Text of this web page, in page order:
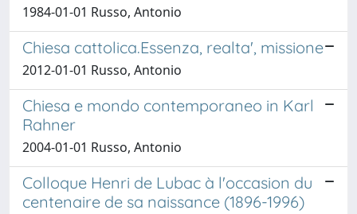
1984-01-01 Russo, Antonio
Chiesa cattolica.Essenza, realta', missione
2012-01-01 Russo, Antonio
Chiesa e mondo contemporaneo in Karl
Rahner
2004-01-01 Russo, Antonio
Colloque Henri de Lubac à l'occasion du
centenaire de sa naissance (1896-1996)